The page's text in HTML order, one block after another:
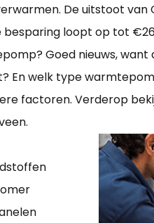
De uitstoot van
loopt op tot
Goed nieuws, want
En welk type
factoren. Verderop